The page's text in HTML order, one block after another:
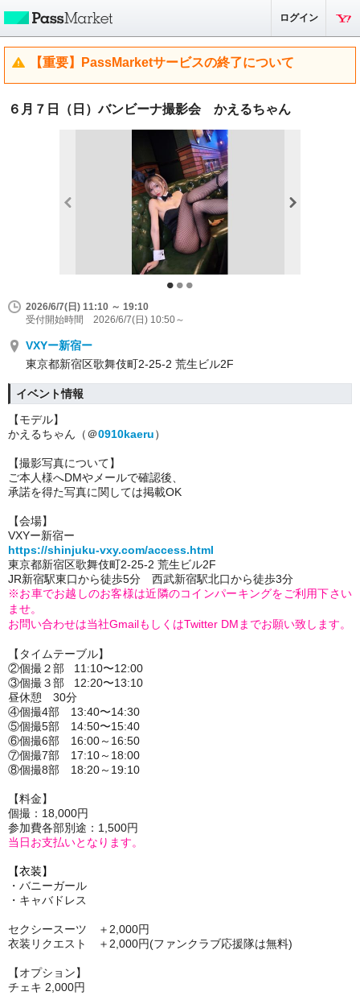
ログイン
【重要】PassMarketサービスの終了について
６月７日（日）バンビーナ撮影会 かえるちゃん
2026/6/7(日) 11:10 ～ 19:10
受付開始時間 2026/6/7(日) 10:50～
VXYー新宿ー
東京都新宿区歌舞伎町2-25-2 荒生ビル2F
イベント情報
【モデル】
かえるちゃん（＠0910kaeru）
【撮影写真について】
ご本人様へDMやメールで確認後、
承諾を得た写真に関しては掲載OK
【会場】
VXYー新宿ー
https://shinjuku-vxy.com/access.html
東京都新宿区歌舞伎町2-25-2 荒生ビル2F
JR新宿駅東口から徒歩5分 西武新宿駅北口から徒歩3分
※お車でお越しのお客様は近隣のコインパーキングをご利用下さい
ませ。
お問い合わせは当社GmailもしくはTwitter DMまでお願い致します。
【タイムテーブル】
②個撮２部 11:10〜12:00
③個撮３部 12:20〜13:10
昼休憩 30分
④個撮4部 13:40〜14:30
⑤個撮5部 14:50〜15:40
⑥個撮6部 16:00～16:50
⑦個撮7部 17:10～18:00
⑧個撮8部 18:20～19:10
【料金】
個撮：18,000円
参加費各部別途：1,500円
当日お支払いとなります。
【衣装】
・バニーガール
・キャバドレス
セクシースーツ ＋2,000円
衣装リクエスト
＋2,000円(ファンクラブ応援隊は無料)
【オプション】
チェキ 2,000円